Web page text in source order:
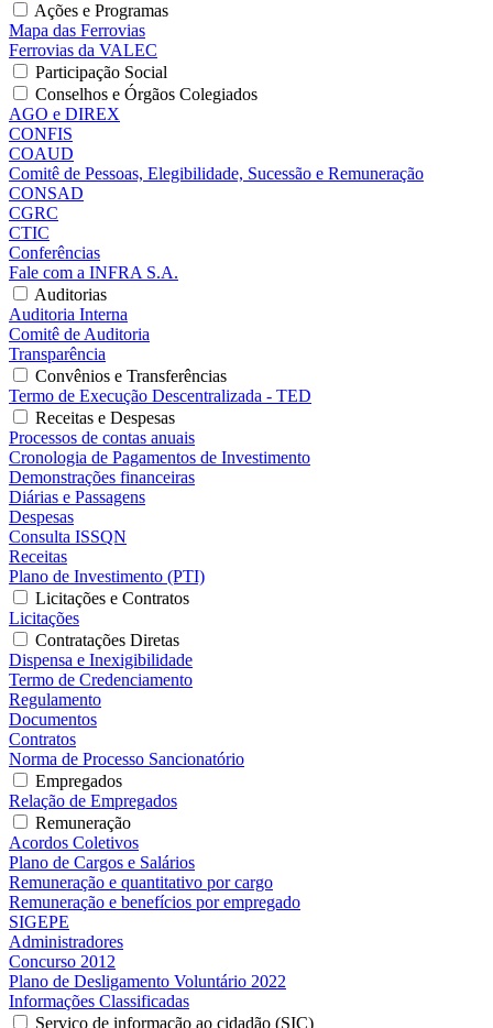
Ações e Programas
Mapa das Ferrovias
Ferrovias da VALEC
Participação Social
Conselhos e Órgãos Colegiados
AGO e DIREX
CONFIS
COAUD
Comitê de Pessoas, Elegibilidade, Sucessão e Remuneração
CONSAD
CGRC
CTIC
Conferências
Fale com a INFRA S.A.
Auditorias
Auditoria Interna
Comitê de Auditoria
Transparência
Convênios e Transferências
Termo de Execução Descentralizada - TED
Receitas e Despesas
Processos de contas anuais
Cronologia de Pagamentos de Investimento
Demonstrações financeiras
Diárias e Passagens
Despesas
Consulta ISSQN
Receitas
Plano de Investimento (PTI)
Licitações e Contratos
Licitações
Contratações Diretas
Dispensa e Inexigibilidade
Termo de Credenciamento
Regulamento
Documentos
Contratos
Norma de Processo Sancionatório
Empregados
Relação de Empregados
Remuneração
Acordos Coletivos
Plano de Cargos e Salários
Remuneração e quantitativo por cargo
Remuneração e benefícios por empregado
SIGEPE
Administradores
Concurso 2012
Plano de Desligamento Voluntário 2022
Informações Classificadas
Serviço de informação ao cidadão (SIC)